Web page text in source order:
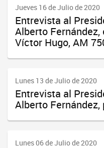
Jueves 16 de Julio de 2020
Entrevista al
Alberto
Víctor Hugo, AM
Lunes 13 de Julio de 2020
Entrevista al
Alberto Fernández,
Lunes 06 de Julio de 2020